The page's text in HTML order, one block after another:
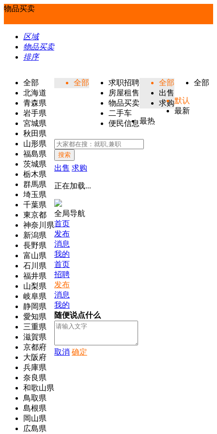
物品买卖
区域
物品买卖
排序
全部
北海道
青森県
岩手県
宮城県
秋田県
山形県
福島県
茨城県
栃木県
群馬県
埼玉県
千葉県
東京都
神奈川県
新潟県
長野県
富山県
石川県
福井県
山梨県
岐阜県
静岡県
愛知県
三重県
滋賀県
京都府
大阪府
兵庫県
奈良県
和歌山県
鳥取県
島根県
岡山県
広島県
全部
求职招聘
房屋租售
物品买卖
二手车
便民信息
全部
出售
求购
全部
默认
最新
最热
搜索
出售 求购
正在加载...
全局导航
首页
发布
消息
我的
首页
招聘
发布
消息
我的
随便说点什么
取消 确定